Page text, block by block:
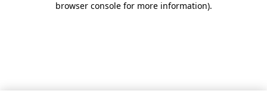
browser console for more information).